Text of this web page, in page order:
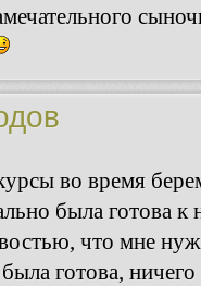
во время
была готова
что мне
готова,